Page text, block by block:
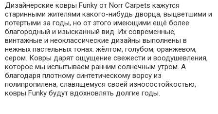
Дизайнерские ковры Funky от Norr Carpets кажутся
старинными жителями какого-нибудь дворца, выцветшими и
потертыми за годы, но от этого имеющими ещё более
благородный и изысканный вид. Их современные,
винтажные и неоклассические дизайны выполнены в
нежных пастельных тонах: жёлтом, голубом, оранжевом,
сером. Ковры дарят ощущение свежести и воодушевления,
которое мы испытываем ранним солнечным утром. А
благодаря плотному синтетическому ворсу из
полипропилена, славящемуся своей износостойкостью,
ковры Funky будут вдохновлять долгие годы.